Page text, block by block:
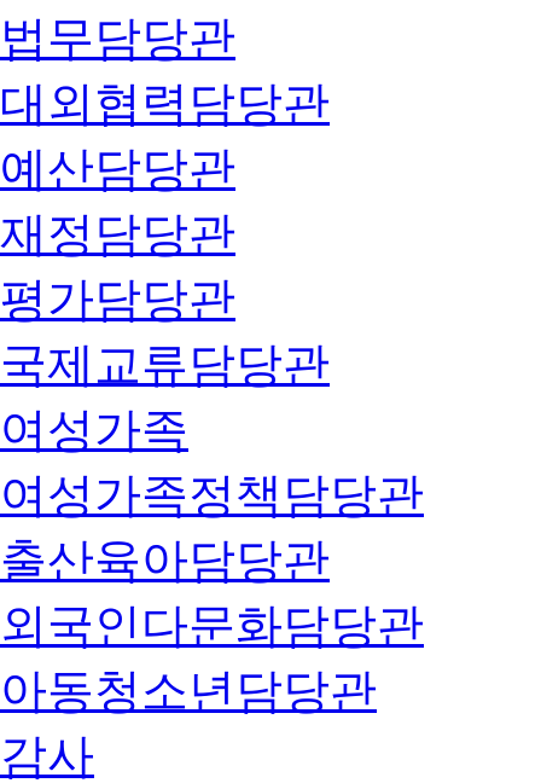
법무담당관
대외협력담당관
예산담당관
재정담당관
평가담당관
국제교류담당관
여성가족
여성가족정책담당관
출산육아담당관
외국인다문화담당관
아동청소년담당관
감사